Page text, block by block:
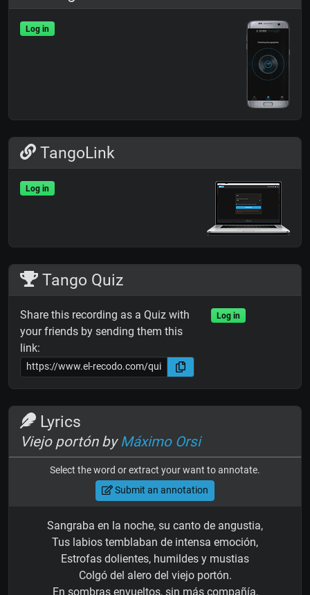
Log in
TangoLink
Log in
Tango Quiz
Share this recording as a Quiz with
your friends by sending them this
link:
Log in
Lyrics
Viejo portón by Máximo Orsi
Select the word or extract your want to annotate.
Submit an annotation
Sangraba en la noche, su canto de angustia,
Tus labios temblaban de intensa emoción,
Estrofas dolientes, humildes y mustias
Colgó del alero del viejo portón.
En sombras envueltos, sin más compañía,